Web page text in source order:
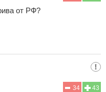
от РФ?
43
34